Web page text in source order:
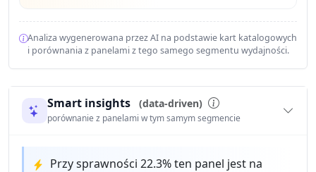
Analiza wygenerowana przez AI na podstawie kart katalogowych
i porównania z panelami z tego samego segmentu wydajności.
Smart insights (data-driven)
porównanie z panelami w tym samym segmencie
Przy sprawności 22.3% ten panel jest na